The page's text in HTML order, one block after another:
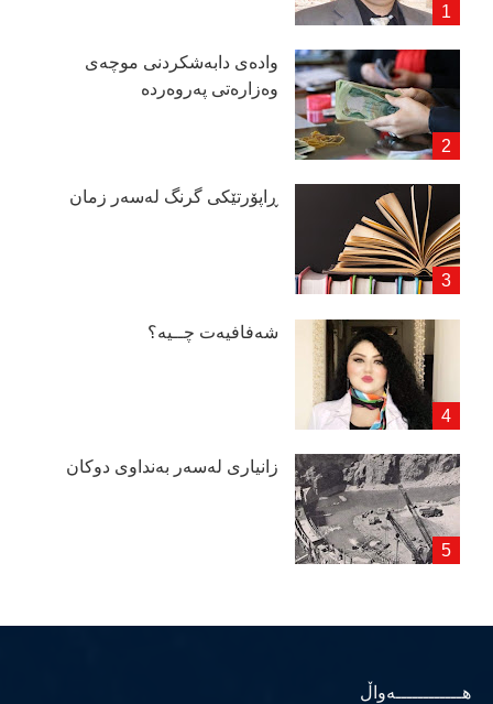
وادەی دابەشكردنی موچەی
وەزارەتی پەروەردە
ڕاپۆرتێكی گرنگ لەسەر زمان
شەفافیەت چــیە؟
زانیاری لەسەر بەنداوی دوكان
هــــــــــــەواڵ